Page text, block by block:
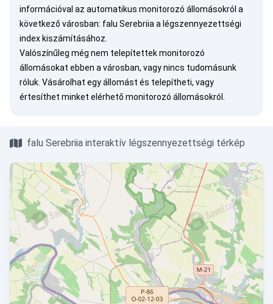
információval az automatikus monitorozó állomásokról a
következő városban: falu Serebriia a légszennyezettségi
index kiszámításához.
Valószínűleg még nem telepítettek monitorozó
állomásokat ebben a városban, vagy nincs tudomásunk
róluk. Vásárolhat egy állomást és telepítheti, vagy
értesíthet minket elérhető monitorozó állomásokról.
falu Serebriia interaktív légszennyezettségi térkép